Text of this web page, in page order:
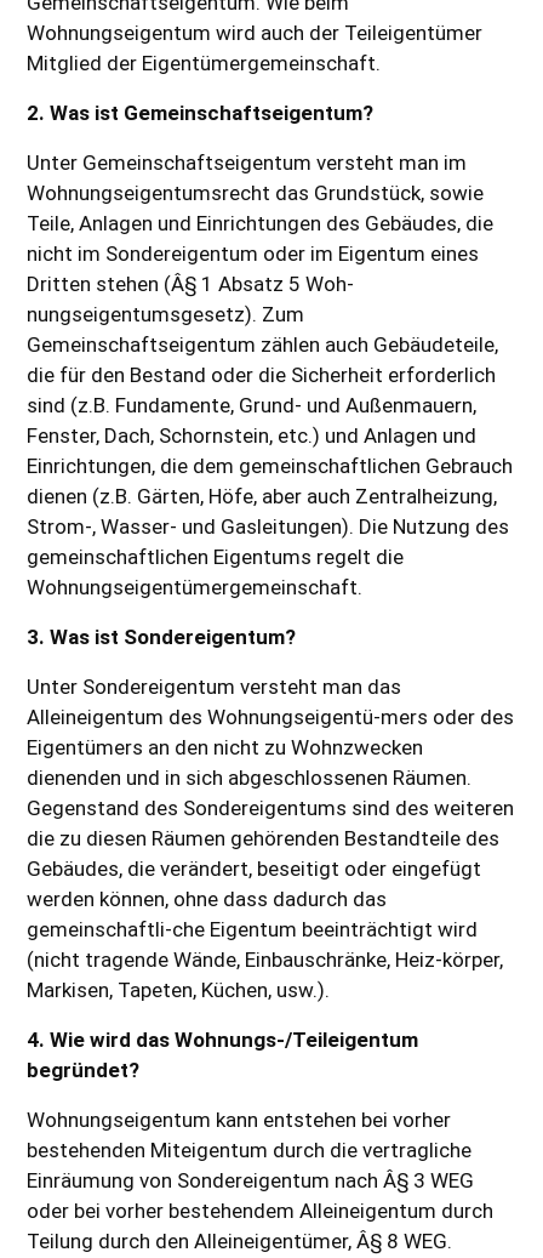
Wohnungseigentum wird auch der Teileigentümer
Mitglied der Eigentümergemeinschaft.
2. Was ist Gemeinschaftseigentum?
Unter Gemeinschaftseigentum versteht man im
Wohnungseigentumsrecht das Grundstück, sowie
Teile, Anlagen und Einrichtungen des Gebäudes, die
nicht im Sondereigentum oder im Eigentum eines
Dritten stehen (Â§ 1 Absatz 5 Woh-
nungseigentumsgesetz). Zum
Gemeinschaftseigentum zählen auch Gebäudeteile,
die für den Bestand oder die Sicherheit erforderlich
sind (z.B. Fundamente, Grund- und Außenmauern,
Fenster, Dach, Schornstein, etc.) und Anlagen und
Einrichtungen, die dem gemeinschaftlichen Gebrauch
dienen (z.B. Gärten, Höfe, aber auch Zentralheizung,
Strom-, Wasser- und Gasleitungen). Die Nutzung des
gemeinschaftlichen Eigentums regelt die
Wohnungseigentümergemeinschaft.
3. Was ist Sondereigentum?
Unter Sondereigentum versteht man das
Alleineigentum des Wohnungseigentü-mers oder des
Eigentümers an den nicht zu Wohnzwecken
dienenden und in sich abgeschlossenen Räumen.
Gegenstand des Sondereigentums sind des weiteren
die zu diesen Räumen gehörenden Bestandteile des
Gebäudes, die verändert, beseitigt oder eingefügt
werden können, ohne dass dadurch das
gemeinschaftli-che Eigentum beeinträchtigt wird
(nicht tragende Wände, Einbauschränke, Heiz-körper,
Markisen, Tapeten, Küchen, usw.).
4. Wie wird das Wohnungs-/Teileigentum
begründet?
Wohnungseigentum kann entstehen bei vorher
bestehenden Miteigentum durch die vertragliche
Einräumung von Sondereigentum nach Â§ 3 WEG
oder bei vorher bestehendem Alleineigentum durch
Teilung durch den Alleineigentümer, Â§ 8 WEG.